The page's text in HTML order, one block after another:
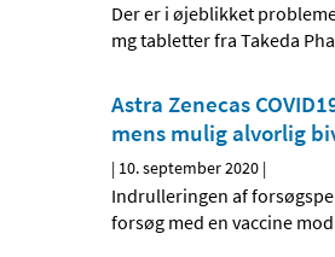
Der er i øjeblikket
mg tabletter fra Takeda
Astra Zenecas
mens mulig alvorlig
| 10. september 2020 |
Indrulleringen af
forsøg med en vaccine